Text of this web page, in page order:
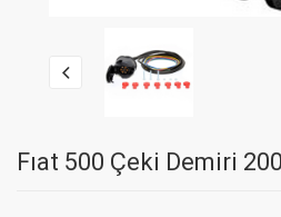
Fıat 500 Çeki Demiri